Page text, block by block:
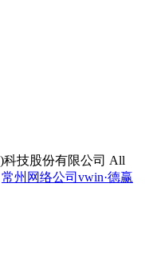
科技股份有限公司 All
常州网络公司vwin·德赢